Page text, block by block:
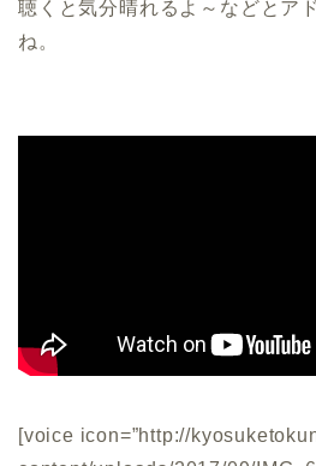
聴くと気分晴れるよ～などとア
ね。
[voice icon=”http://